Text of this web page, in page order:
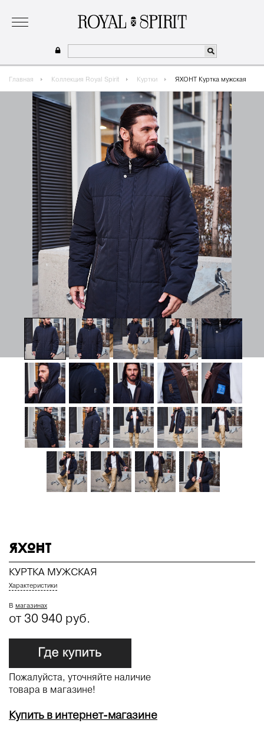
сотрудничество где купить
Главная Коллекция Royal Spirit Куртки ЯХОНТ Куртка мужская
ЯХОНТ
КУРТКА МУЖСКАЯ
Характеристики
В магазинах
от 30 940 руб.
Пожалуйста, уточняйте наличие
товара в магазине!
Купить в интернет-магазине